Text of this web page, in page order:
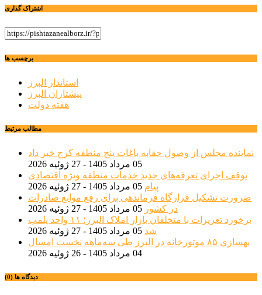
اشتراک گذاری
برچسب ها
استاندار البرز
پیشتازان البرز
هفته دولت
مطالب مرتبط
نماینده مجلس از وصول حقابه باغات پنج منطقه کرج خبر داد
05 مرداد 1405 - 27 ژوئیه 2026
توقف اجرای تعرفه‌های جدید خدمات منطقه ویژه اقتصادی
پیام 05 مرداد 1405 - 27 ژوئیه 2026
ضرورت تشکیل قرارگاه فرماندهی برای رفع موانع صادرات
در کشور 05 مرداد 1405 - 27 ژوئیه 2026
برخورد تعزیرات با متخلفان بازار املاک البرز؛ ۱۱ واحد پلمب
شد 05 مرداد 1405 - 27 ژوئیه 2026
بهسازی ۸۵ موتورخانه در البرز طی سه‌ماهه نخست امسال
04 مرداد 1405 - 26 ژوئیه 2026
دیدگاه ها (0)